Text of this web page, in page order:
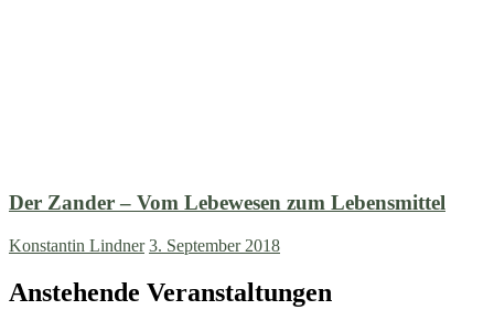
Der Zander – Vom Lebewesen zum Lebensmittel
Konstantin Lindner 3. September 2018
Anstehende Veranstaltungen